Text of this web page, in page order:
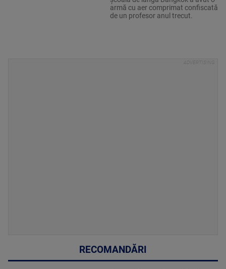
armă cu aer comprimat confiscată
de un profesor anul trecut.
RECOMANDĂRI